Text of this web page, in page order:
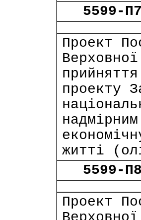
5599-П7
Проект
проекту
житті
5599-П8
Проект